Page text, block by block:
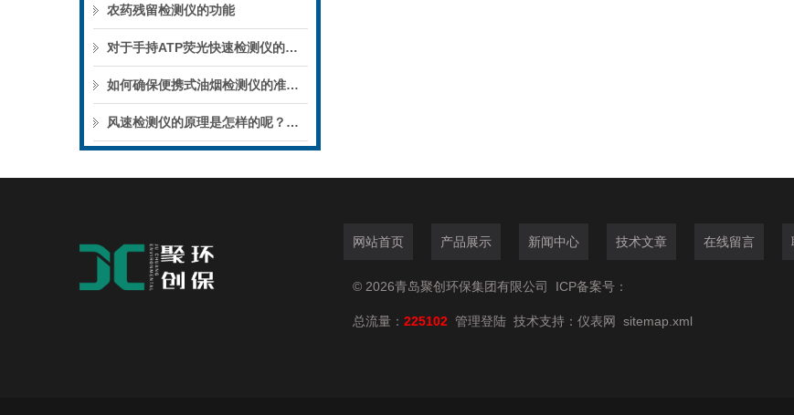
农药残留检测仪的功能
对于手持ATP荧光快速检测仪的功能拥有怎样的特点呢？
如何确保便携式油烟检测仪的准确性和安全性呢？
风速检测仪的原理是怎样的呢？请看下文
网站首页 产品展示 新闻中心 技术文章 在线留言
© 2026青岛聚创环保集团有限公司 ICP备案号：
总流量： 225102 管理登陆 技术支持： 仪表网 sitemap.xml